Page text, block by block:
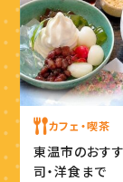
カフェ・喫茶
東温市のおす
司・洋食まで